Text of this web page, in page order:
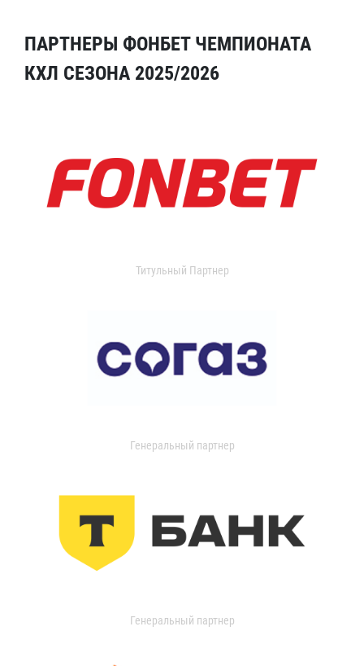
ПАРТНЕРЫ ФОНБЕТ ЧЕМПИОНАТА
КХЛ СЕЗОНА 2025/2026
Титульный Партнер
Генеральный партнер
Генеральный партнер